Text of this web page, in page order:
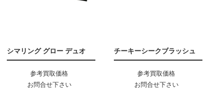
シマリング グロー デュオ
参考買取価格
お問合せ下さい
チーキーシークブラッシュ
参考買取価格
お問合せ下さい